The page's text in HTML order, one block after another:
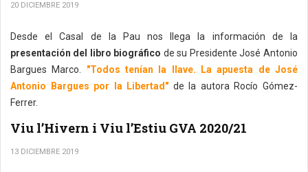
20 DICIEMBRE 2019
Desde el Casal de la Pau nos llega la información de la
presentación del libro biográfico de su Presidente José Antonio
Bargues Marco. "Todos tenían la llave. La apuesta de José
Antonio Bargues por la Libertad" de la autora Rocío Gómez-
Ferrer.
Viu l’Hivern i Viu l’Estiu GVA 2020/21
13 DICIEMBRE 2019